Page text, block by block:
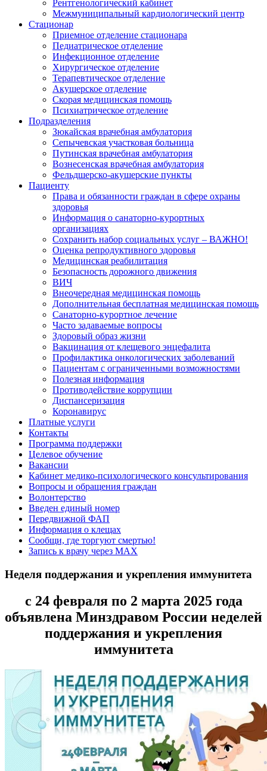
Рентгенологический кабинет
Межмуниципальный кардиологический центр
Стационар
Приемное отделение стационара
Педиатрическое отделение
Инфекционное отделение
Хирургическое отделение
Терапевтическое отделение
Акушерское отделение
Скорая медицинская помощь
Психиатрическое отделение
Подразделения
Зюкайская врачебная амбулатория
Сепычевская участковая больница
Путинская врачебная амбулатория
Вознесенская врачебная амбулатория
Фельдшерско-акушерские пункты
Пациенту
Права и обязанности граждан в сфере охраны
здоровья
Информация о санаторно-курортных
организациях
Сохранить набор социальных услуг – ВАЖНО!
Оценка репродуктивного здоровья
Медицинская реабилитация
Безопасность дорожного движения
ВИЧ
Внеочередная медицинская помощь
Дополнительная бесплатная медицинская помощь
Санаторно-курортное лечение
Часто задаваемые вопросы
Здоровый образ жизни
Вакцинация от клещевого энцефалита
Профилактика онкологических заболеваний
Пациентам с ограниченными возможностями
Полезная информация
Противодействие коррупции
Диспансеризация
Коронавирус
Платные услуги
Контакты
Программа поддержки
Целевое обучение
Вакансии
Кабинет медико-психологического консультирования
Вопросы и обращения граждан
Волонтерство
Введен единый номер
Передвижной ФАП
Информация о клещах
Сообщи, где торгуют смертью!
Запись к врачу через МАХ
Неделя поддержания и укрепления иммунитета
с 24 февраля по 2 марта 2025 года
объявлена Минздравом России неделей
поддержания и укрепления
иммунитета